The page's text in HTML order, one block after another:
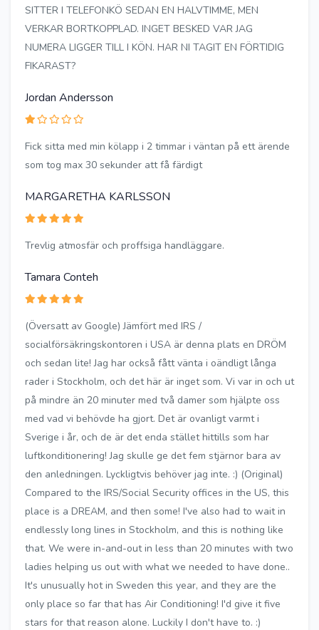
SITTER I TELEFONKÖ SEDAN EN HALVTIMME, MEN
VERKAR BORTKOPPLAD. INGET BESKED VAR JAG
NUMERA LIGGER TILL I KÖN. HAR NI TAGIT EN FÖRTIDIG
FIKARAST?
Jordan Andersson
Fick sitta med min kölapp i 2 timmar i väntan på ett ärende
som tog max 30 sekunder att få färdigt
MARGARETHA KARLSSON
Trevlig atmosfär och proffsiga handläggare.
Tamara Conteh
(Översatt av Google) Jämfört med IRS /
socialförsäkringskontoren i USA är denna plats en DRÖM
och sedan lite! Jag har också fått vänta i oändligt långa
rader i Stockholm, och det här är inget som. Vi var in och ut
på mindre än 20 minuter med två damer som hjälpte oss
med vad vi behövde ha gjort. Det är ovanligt varmt i
Sverige i år, och de är det enda stället hittills som har
luftkonditionering! Jag skulle ge det fem stjärnor bara av
den anledningen. Lyckligtvis behöver jag inte. :) (Original)
Compared to the IRS/Social Security offices in the US, this
place is a DREAM, and then some! I've also had to wait in
endlessly long lines in Stockholm, and this is nothing like
that. We were in-and-out in less than 20 minutes with two
ladies helping us out with what we needed to have done..
It's unusually hot in Sweden this year, and they are the
only place so far that has Air Conditioning! I'd give it five
stars for that reason alone. Luckily I don't have to. :)